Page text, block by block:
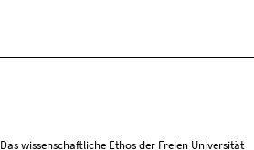
Das wissenschaftliche Ethos der Freien Universität